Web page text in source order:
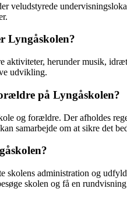
veludstyrede
Lyngåskolen?
herunder musik,
udvikling.
på Lyngåskolen?
og forældre. Der afholdes
samarbejde om at sikre det
skolens administration og
skolen og få en